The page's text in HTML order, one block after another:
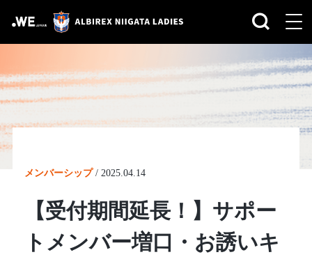
メンバーシップ / 2025.04.14
【受付期間延長！】サポー
トメンバー増口・お誘いキ